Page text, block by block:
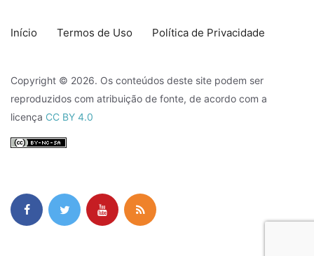
Início Termos de Uso Política de Privacidade
Copyright © 2026. Os conteúdos deste site podem ser
reproduzidos com atribuição de fonte, de acordo com a
licença CC BY 4.0